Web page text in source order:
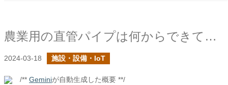
農業用の直管パイプは何からできている？２
2024-03-18 施設・設備・IoT
/** Geminiが自動生成した概要 **/